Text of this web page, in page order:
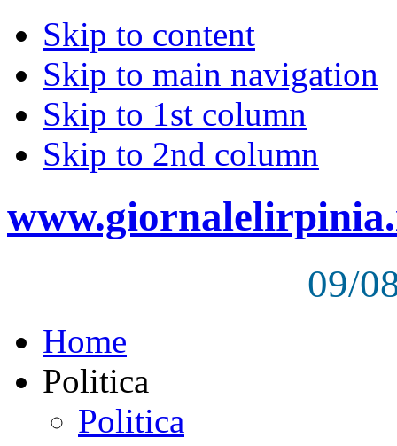
Skip to content
Skip to main navigation
Skip to 1st column
Skip to 2nd column
09/
Home
Politica
Politica